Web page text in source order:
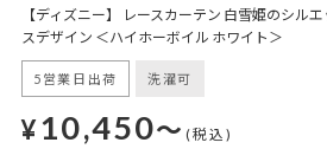
【ディズニー】 レースカーテン 白雪姫のシル
スデザイン ＜ハイホーボイル ホワイト＞
5営業日出荷 洗濯可
¥10,450～ (税込)